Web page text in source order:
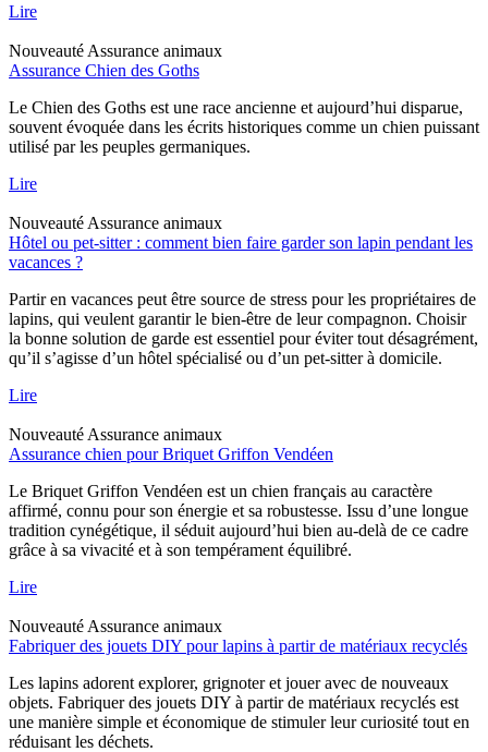
Lire
Nouveauté Assurance animaux
Assurance Chien des Goths
Le Chien des Goths est une race ancienne et aujourd’hui disparue,
souvent évoquée dans les écrits historiques comme un chien puissant
utilisé par les peuples germaniques.
Lire
Nouveauté Assurance animaux
Hôtel ou pet-sitter : comment bien faire garder son lapin pendant les
vacances ?
Partir en vacances peut être source de stress pour les propriétaires de
lapins, qui veulent garantir le bien-être de leur compagnon. Choisir
la bonne solution de garde est essentiel pour éviter tout désagrément,
qu’il s’agisse d’un hôtel spécialisé ou d’un pet-sitter à domicile.
Lire
Nouveauté Assurance animaux
Assurance chien pour Briquet Griffon Vendéen
Le Briquet Griffon Vendéen est un chien français au caractère
affirmé, connu pour son énergie et sa robustesse. Issu d’une longue
tradition cynégétique, il séduit aujourd’hui bien au-delà de ce cadre
grâce à sa vivacité et à son tempérament équilibré.
Lire
Nouveauté Assurance animaux
Fabriquer des jouets DIY pour lapins à partir de matériaux recyclés
Les lapins adorent explorer, grignoter et jouer avec de nouveaux
objets. Fabriquer des jouets DIY à partir de matériaux recyclés est
une manière simple et économique de stimuler leur curiosité tout en
réduisant les déchets.